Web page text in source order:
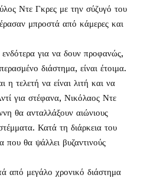
Ντε Γκρες με την σύζυγό του
μπροστά από κάμερες και
για να δουν προφανώς,
διάστημα, είναι έτοιμα.
η τελετή να είναι λιτή και να
για στέφανα, Νικόλαος Ντε
θα ανταλλάξουν αιώνιους
Κατά τη διάρκεια του
που θα ψάλλει βυζαντινούς
από μεγάλο χρονικό διάστημα